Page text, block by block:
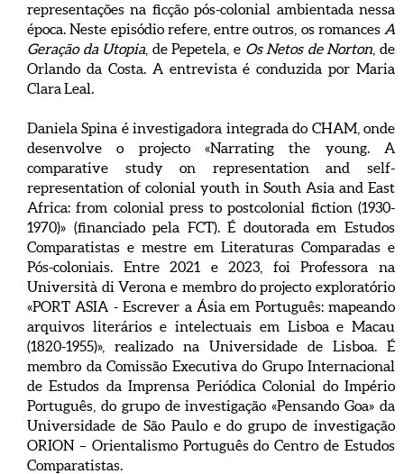
representações na ficção pós-colonial ambientada nessa
época. Neste episódio refere, entre outros, os romances A
Geração da Utopia, de Pepetela, e Os Netos de Norton , de
Orlando da Costa. A entrevista é conduzida por Maria
Clara Leal.
Daniela Spina é investigadora integrada do CHAM, onde
desenvolve o projecto «Narrating the young. A
comparative study on representation and self-
representation of colonial youth in South Asia and East
Africa: from colonial press to postcolonial fiction (1930-
1970)» (financiado pela FCT). É doutorada em Estudos
Comparatistas e mestre em Literaturas Comparadas e
Pós-coloniais. Entre 2021 e 2023, foi Professora na
Università di Verona e membro do projecto exploratório
«PORT ASIA - Escrever a Ásia em Português: mapeando
arquivos literários e intelectuais em Lisboa e Macau
(1820-1955)», realizado na Universidade de Lisboa. É
membro da Comissão Executiva do Grupo Internacional
de Estudos da Imprensa Periódica Colonial do Império
Português, do grupo de investigação «Pensando Goa» da
Universidade de São Paulo e do grupo de investigação
ORION – Orientalismo Português do Centro de Estudos
Comparatistas.